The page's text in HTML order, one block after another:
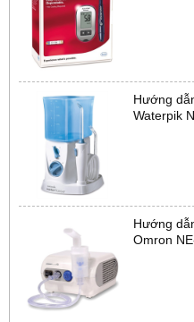
Hướng
Waterpik
Hướng
Omron